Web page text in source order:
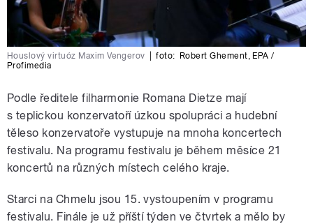
Houslový virtuóz Maxim Vengerov foto: Robert Ghement ,EPA /
Profimedia
Podle ředitele filharmonie Romana Dietze mají
s teplickou konzervatoří úzkou spolupráci a hudební
těleso konzervatoře vystupuje na mnoha koncertech
festivalu. Na programu festivalu je během měsíce 21
koncertů na různých místech celého kraje.
Starci na Chmelu jsou 15. vystoupením v programu
festivalu. Finále je už příští týden ve čtvrtek a mělo by